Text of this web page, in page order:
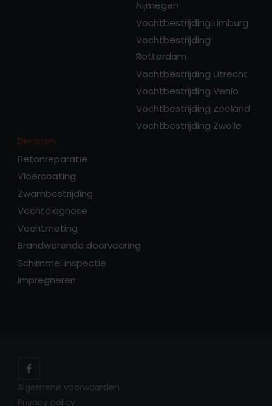
Nijmegen
Vochtbestrijding Limburg
Vochtbestrijding
Rotterdam
Vochtbestrijding Utrecht
Vochtbestrijding Venlo
Vochtbestrijding Zeeland
Vochtbestrijding Zwolle
Diensten:
Betonreparatie
Vloercoating
Zwambestrijding
Vochtdiagnose
Vochtmeting
Brandwerende doorvoering
Schimmel inspectie
Impregneren
Algemene voorwaarden
Privacy policy